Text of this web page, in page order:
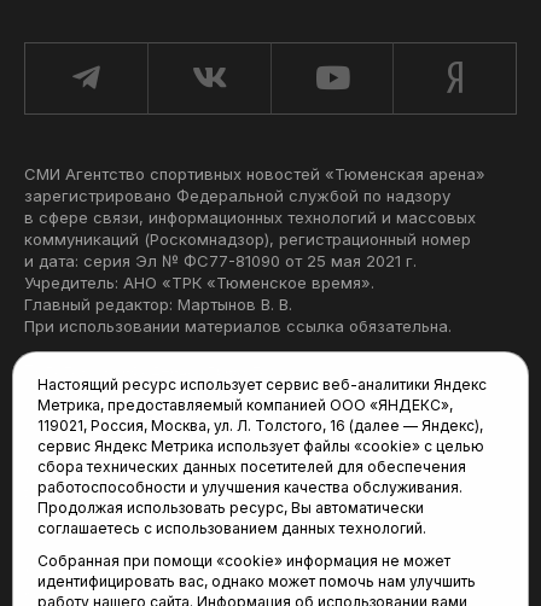
СМИ Агентство спортивных новостей «Тюменская арена»
зарегистрировано Федеральной службой по надзору
в сфере связи, информационных технологий и массовых
коммуникаций (Роскомнадзор), регистрационный номер
и дата: серия Эл № ФС77-81090 от 25 мая 2021 г.
Учредитель: АНО «ТРК «Тюменское время».
Главный редактор: Мартынов В. В.
При использовании материалов ссылка обязательна.
Редакция:
625035, Тюмень, пр. Геологоразведчиков, 28А
(3452) 68-22-28
tum-arena@mail.ru
Отдел продаж:
(3452) 68-89-78
kotovaev@sibinformburo.ru
Настоящий ресурс использует сервис веб-аналитики Яндекс
Метрика, предоставляемый компанией ООО «ЯНДЕКС»,
119021, Россия, Москва, ул. Л. Толстого, 16 (далее — Яндекс),
сервис Яндекс Метрика использует файлы «cookie» с целью
сбора технических данных посетителей для обеспечения
работоспособности и улучшения качества обслуживания.
Продолжая использовать ресурс, Вы автоматически
соглашаетесь с использованием данных технологий.
Собранная при помощи «cookie» информация не может
идентифицировать вас, однако может помочь нам улучшить
работу нашего сайта. Информация об использовании вами